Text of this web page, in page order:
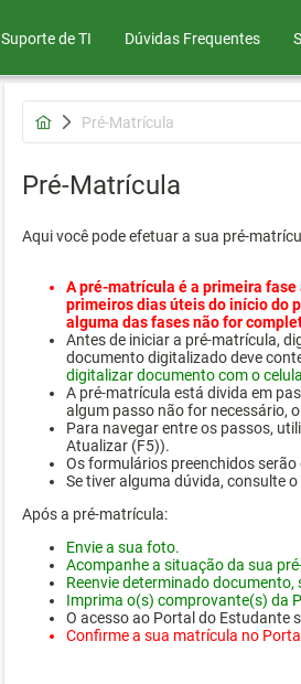
Suporte de TI Dúvidas Frequentes
Pré-Matrícula
Pré-Matrícula
Aqui você pode efetuar a sua pré-
A pré-matrícula é a primeira fase
primeiros dias úteis do início do
alguma das fases não for
Antes de iniciar a pré-matrícula,
documento digitalizado deve
digitalizar documento com o
A pré-matrícula está divida em
algum passo não for necessário,
Para navegar entre os passos,
Atualizar (F5)).
Os formulários preenchidos
Se tiver alguma dúvida, consulte o
Após a pré-matrícula:
Envie a sua foto.
Acompanhe a situação da sua
Reenvie determinado documento,
Imprima o(s) comprovante(s) da
O acesso ao Portal do Estudante
Confirme a sua matrícula no